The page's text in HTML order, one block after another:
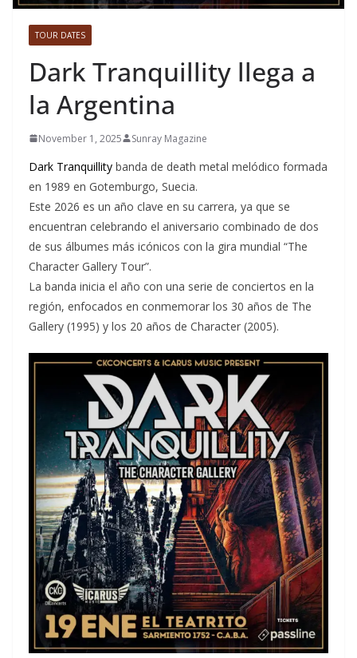
TOUR DATES
Dark Tranquillity llega a
la Argentina
November 1, 2025 Sunray Magazine
Dark Tranquillity banda de death metal melódico formada
en 1989 en Gotemburgo, Suecia.
Este 2026 es un año clave en su carrera, ya que se
encuentran celebrando el aniversario combinado de dos
de sus álbumes más icónicos con la gira mundial “The
Character Gallery Tour”.
La banda inicia el año con una serie de conciertos en la
región, enfocados en conmemorar los 30 años de The
Gallery (1995) y los 20 años de Character (2005).